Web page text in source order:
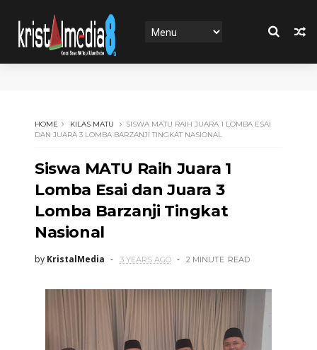
HOME KILAS MATU
SISWA MATU RAIH JUARA 1 LOMBA ESAI
DAN JUARA 3 LOMBA BARZANJI TINGKAT NASIONAL
Siswa MATU Raih Juara 1
Lomba Esai dan Juara 3
Lomba Barzanji Tingkat
Nasional
by KristalMedia 3 YEARS AGO 2 MINUTE READ